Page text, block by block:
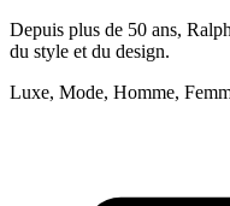
Depuis plus de 50 ans,
du style et du design.
Luxe, Mode, Homme,